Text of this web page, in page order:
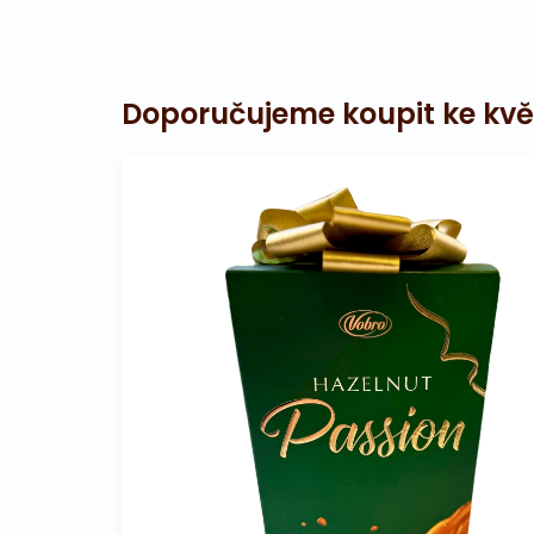
Doporučujeme koupit ke